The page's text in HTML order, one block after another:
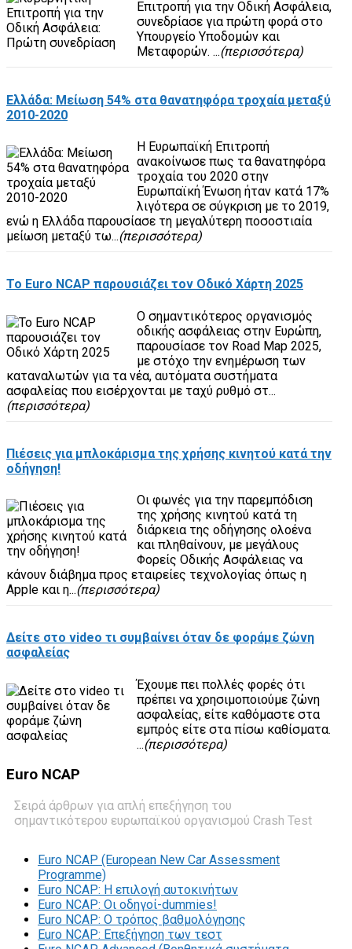
Επιτροπή για την Οδική Ασφάλεια,
συνεδρίασε για πρώτη φορά στο
Υπουργείο Υποδομών και
Μεταφορών. ...(περισσότερα)
Ελλάδα: Μείωση 54% στα θανατηφόρα τροχαία μεταξύ
2010-2020
Η Ευρωπαϊκή Επιτροπή
ανακοίνωσε πως τα θανατηφόρα
τροχαία του 2020 στην
Ευρωπαϊκή Ένωση ήταν κατά 17%
λιγότερα σε σύγκριση με το 2019,
ενώ η Ελλάδα παρουσίασε τη μεγαλύτερη ποσοστιαία
μείωση μεταξύ τω...(περισσότερα)
To Euro NCAP παρουσιάζει τον Οδικό Χάρτη 2025
Ο σημαντικότερος οργανισμός
οδικής ασφάλειας στην Ευρώπη,
παρουσίασε τον Road Map 2025,
με στόχο την ενημέρωση των
καταναλωτών για τα νέα, αυτόματα συστήματα
ασφαλείας που εισέρχονται με ταχύ ρυθμό στ...
(περισσότερα)
Πιέσεις για μπλοκάρισμα της χρήσης κινητού κατά την
οδήγηση!
Οι φωνές για την παρεμπόδιση
της χρήσης κινητού κατά τη
διάρκεια της οδήγησης ολοένα
και πληθαίνουν, με μεγάλους
Φορείς Οδικής Ασφάλειας να
κάνουν διάβημα προς εταιρείες τεχνολογίας όπως η
Apple και η...(περισσότερα)
Δείτε στο video τι συμβαίνει όταν δε φοράμε ζώνη
ασφαλείας
Έχουμε πει πολλές φορές ότι
πρέπει να χρησιμοποιούμε ζώνη
ασφαλείας, είτε καθόμαστε στα
εμπρός είτε στα πίσω καθίσματα.
...(περισσότερα)
Euro NCAP
Σειρά άρθρων για απλή επεξήγηση του
σημαντικότερου ευρωπαϊκού οργανισμού Crash Test
Euro NCAP (European New Car Assessment
Programme)
Euro NCAP: Η επιλογή αυτοκινήτων
Euro NCAP: Οι οδηγοί-dummies!
Euro NCAP: O τρόπος βαθμολόγησης
Euro NCAP: Επεξήγηση των τεστ